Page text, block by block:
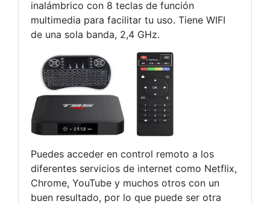
inalámbrico con 8 teclas de función
multimedia para facilitar tu uso. Tiene WIFI
de una sola banda, 2,4 GHz.
Puedes acceder en control remoto a los
diferentes servicios de internet como Netflix,
Chrome, YouTube y muchos otros con un
buen resultado, por lo que puede ser otra